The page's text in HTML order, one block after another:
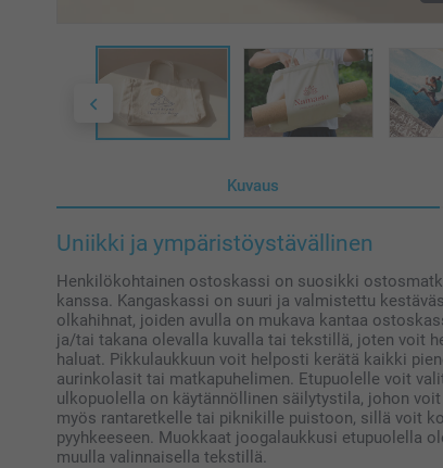
Kuvaus
Uniikki ja ympäristöystävällinen
Henkilökohtainen ostoskassi on suosikki
kanssa. Kangaskassi on suuri ja valmistettu
olkahihnat, joiden avulla on mukava kantaa
ja/tai takana olevalla kuvalla tai tekstillä, joten voit
haluat. Pikkulaukkuun voit helposti kerätä kaikki
aurinkolasit tai matkapuhelimen. Etupuolelle voit
ulkopuolella on käytännöllinen säilytystila, johon
myös rantaretkelle tai piknikille puistoon, sillä voit
pyyhkeeseen. Muokkaat joogalaukkusi etupuolella
muulla valinnaisella tekstillä.